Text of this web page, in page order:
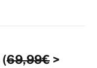
69,99€ >